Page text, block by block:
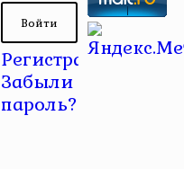
Регистрация |
Забыли
пароль?